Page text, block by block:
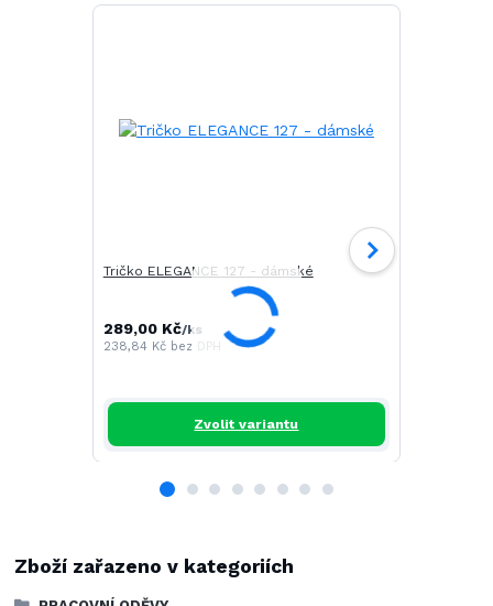
Tričko ELEGANCE 127 - dámské
289,00 Kč/ks
238,84 Kč bez DPH
Zvolit variantu
Zboží zařazeno v kategoriích